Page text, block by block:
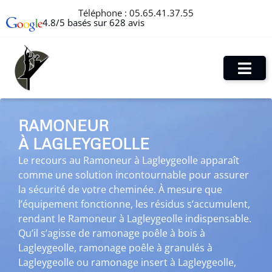
Téléphone : 05.65.41.37.55
4.8/5 basés sur 628 avis
RAMONEUR
À LAGLEYGEOLLE
Le recours au Ramoneur à Lagleygeolle apparaît
comme une solution incontournable pour assurer
la sécurité de votre cheminée. À mesure que
l’équipement fonctionne, les résidus s’accumulent,
rendant le Ramoneur à Lagleygeolle indispensable.
Qu’il s’agisse de ramonage poêle à bois à
Lagleygeolle, ramonage poêle à granulés à
Lagleygeolle ou ramonage insert à Lagleygeolle,